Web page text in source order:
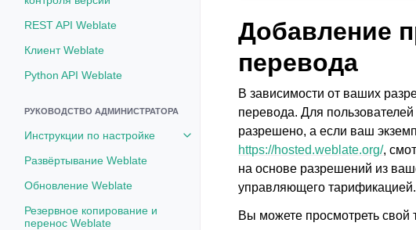
REST API Weblate
Клиент Weblate
Python API Weblate
РУКОВОДСТВО АДМИНИСТРАТОРА
Инструкции по настройке
Toggle navigation of Инструкции по настройке
Развёртывание Weblate
Обновление Weblate
Резервное копирование и
перенос Weblate
Добавление
перевода
В зависимости от ваших
перевода. Для
разрешено, а если ваш
https://hosted.weblate.org/,
на основе разрешений из
управляющего тарификацией.
Вы можете просмотреть свой